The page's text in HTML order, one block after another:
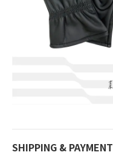
SHIPPING & PAYMENT